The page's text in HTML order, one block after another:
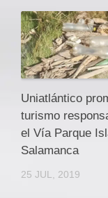
Uniatlántico
turismo
el Vía Parque
Salamanca
25 JUL, 2019